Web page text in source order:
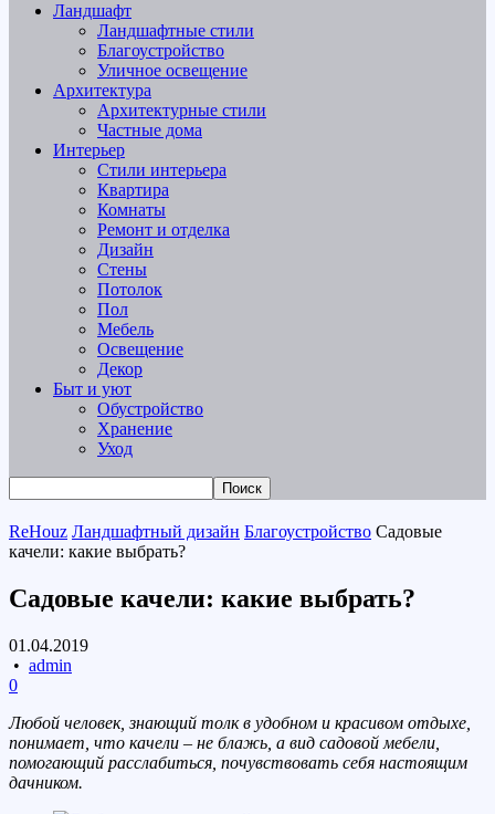
Ландшафт
Ландшафтные стили
Благоустройство
Уличное освещение
Архитектура
Архитектурные стили
Частные дома
Интерьер
Стили интерьера
Квартира
Комнаты
Ремонт и отделка
Дизайн
Стены
Потолок
Пол
Мебель
Освещение
Декор
Быт и уют
Обустройство
Хранение
Уход
ReHouz Ландшафтный дизайн Благоустройство Садовые
качели: какие выбрать?
Садовые качели: какие выбрать?
01.04.2019
• admin
0
Любой человек, знающий толк в удобном и красивом отдыхе,
понимает, что качели – не блажь, а вид садовой мебели,
помогающий расслабиться, почувствовать себя настоящим
дачником.